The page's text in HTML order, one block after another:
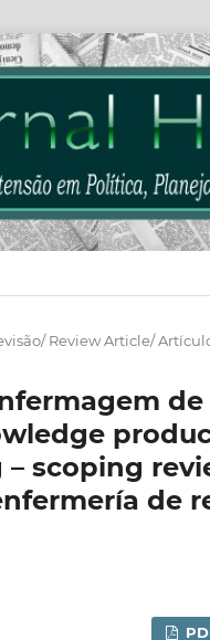
Review Article/
scoping
de